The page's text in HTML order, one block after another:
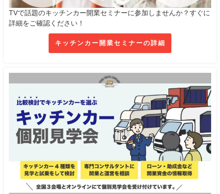
TVで話題のキッチンカー開業セミナーに参加しませんか？すぐに
詳細をご確認ください！
キッチンカー開業セミナーの詳細